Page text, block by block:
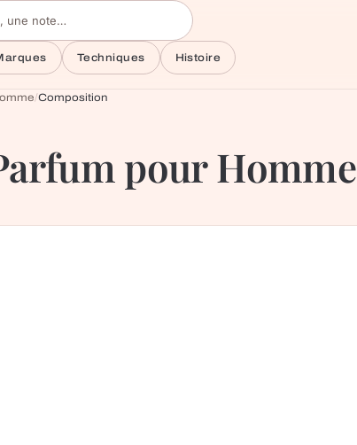
Techniques Histoire
/Composition
pour Homme